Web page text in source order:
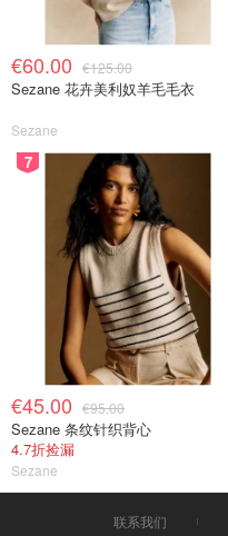
€60.00 €125.00
Sezane 花卉美利奴羊毛毛衣
Sezane
7
€45.00 €95.00
Sezane 条纹针织背心
4.7折捡漏
Sezane
联系我们